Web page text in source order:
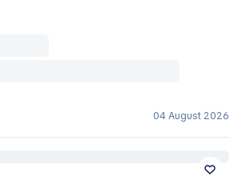
04 August 2026